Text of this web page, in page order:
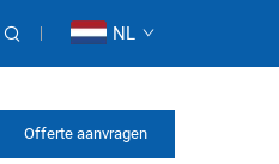
NL
Offerte aanvragen